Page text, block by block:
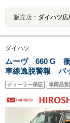
販売店： ダイハツ
ダイハツ
ムーヴ 660 G 衝
車線逸脱警報 バ
インテリキー 盗
チックハイビー
ーフリー
ディーラー保証 車両品